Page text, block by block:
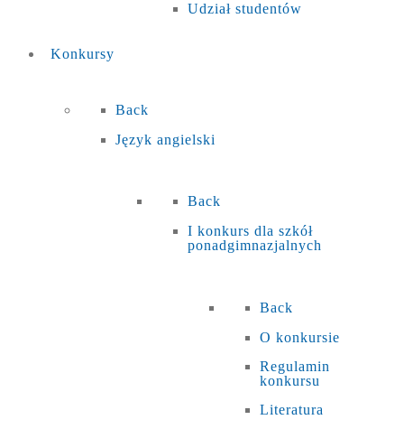
Udział studentów
Konkursy
Back
Język angielski
Back
I konkurs dla szkół
ponadgimnazjalnych
Back
O konkursie
Regulamin
konkursu
Literatura